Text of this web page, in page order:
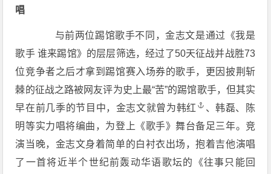
唱
与前两位踢馆歌手不同，金志文是通过《我是
歌手 谁来踢馆》的层层筛选，经过了50天征战并战胜73
位竞争者之后才拿到踢馆赛入场券的歌手，更因披荆斩
棘的征战之路被网友评为史上最“苦”的踢馆歌手，但其实
早在前几季的节目中，金志文就曾为韩红
、韩磊、陈
明等实力唱将编曲，为登上《歌手》舞台备足三年。竞
演当晚，金志文身着简单的白衬衣出场，抱着吉他演唱
了一首将近半个世纪前轰动华语歌坛的《往事只能回